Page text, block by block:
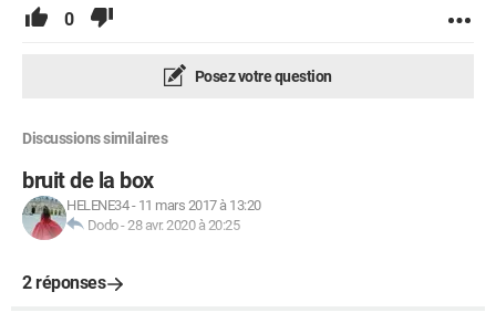
0
Posez votre question
Discussions similaires
bruit de la box
HELENE34- 11 mars 2017 à 13:20
Dodo-28 avr. 2020 à 20:25
2 réponses